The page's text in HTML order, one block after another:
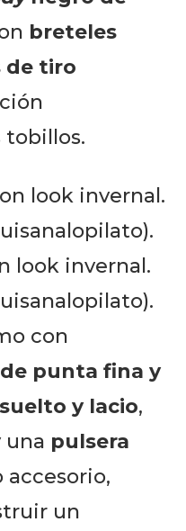
breteles
de tiro
tobillos.
look invernal.
con
punta fina y
y lacio,
una pulsera
un